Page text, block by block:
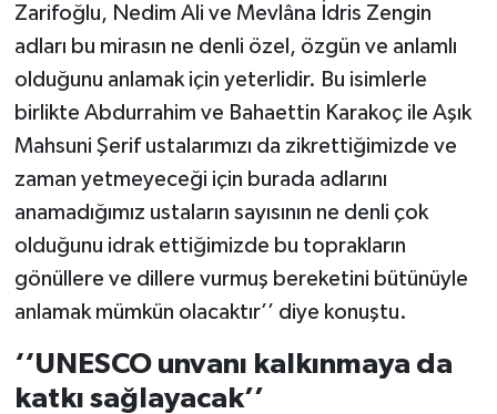
Zarifoğlu, Nedim Ali ve Mevlâna İdris Zengin
adları bu mirasın ne denli özel, özgün ve anlamlı
olduğunu anlamak için yeterlidir. Bu isimlerle
birlikte Abdurrahim ve Bahaettin Karakoç ile Aşık
Mahsuni Şerif ustalarımızı da zikrettiğimizde ve
zaman yetmeyeceği için burada adlarını
anamadığımız ustaların sayısının ne denli çok
olduğunu idrak ettiğimizde bu toprakların
gönüllere ve dillere vurmuş bereketini bütünüyle
anlamak mümkün olacaktır’’ diye konuştu.
‘‘UNESCO unvanı kalkınmaya da
katkı sağlayacak’’